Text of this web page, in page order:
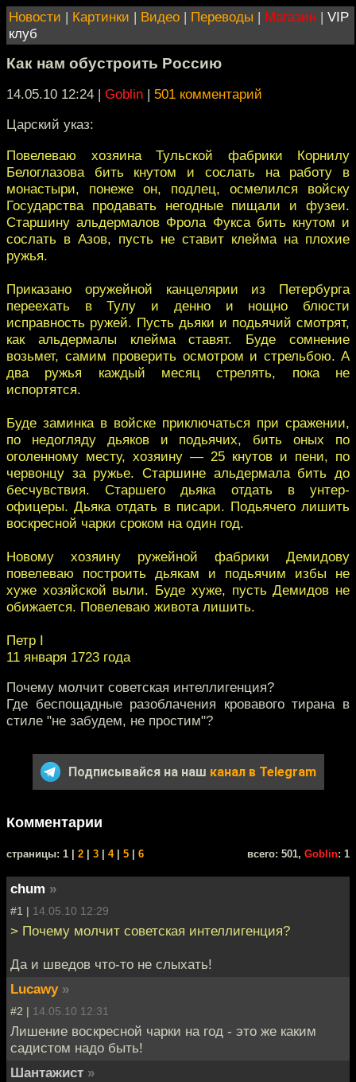
Новости | Картинки | Видео | Переводы | Магазин | VIP
клуб
Как нам обустроить Россию
14.05.10 12:24 | Goblin | 501 комментарий
Царский указ:
Повелеваю xозяина Тульской фабрики Корнилу
Белоглазова бить кнутом и сослать на работу в
монастыри, понеже он, подлец, осмелился войску
Государства продавать негодные пищали и фузеи.
Старшину альдермалов Фрола Фукса бить кнутом и
сослать в Азов, пусть не ставит клейма на плохие
ружья.
Приказано оружейной канцелярии из Петербурга
переехать в Тулу и денно и нощно блюсти
исправность ружей. Пусть дьяки и подьячий смотрят,
как альдермалы клейма ставят. Буде сомнение
возьмет, самим проверить осмотром и стрельбою. А
два ружья каждый месяц стрелять, пока не
испортятся.
Буде заминка в войске приключаться при сражении,
по недогляду дьяков и подьячих, бить оных по
оголенному месту, хозяину — 25 кнутов и пени, по
червонцу за ружье. Старшине альдермала бить до
бесчувствия. Старшего дьяка отдать в унтер-
офицеры. Дьяка отдать в писари. Подьячего лишить
воскресной чарки сроком на один год.
Новому хозяину ружейной фабрики Демидову
повелеваю построить дьякам и подьячим избы не
хуже хозяйской выли. Буде хуже, пусть Демидов не
обижается. Повелеваю живота лишить.
Петр I
11 января 1723 года
Почему молчит советская интеллигенция?
Где беспощадные разоблачения кровавого тирана в
стиле "не забудем, не простим"?
Подписывайся на наш канал в Telegram
Комментарии
cтраницы: 1 | 2 3 4| 5 6 всего: 501, Goblin: 1
chum »
#1 | 14.05.10 12:29
> Почему молчит советская интеллигенция?
Да и шведов что-то не слыхать!
Lucawy »
#2 | 14.05.10 12:31
Лишение воскресной чарки на год - это же каким
садистом надо быть!
Шантажист »